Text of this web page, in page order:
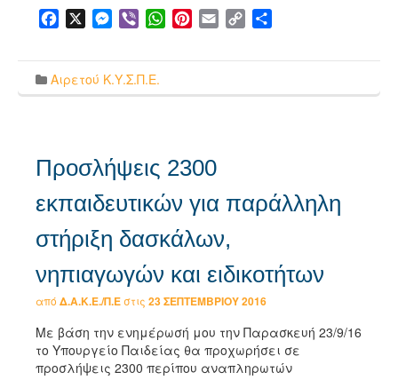
Facebook Messenger
Viber WhatsApp
Pinterest
Email Copy
Αιρετού Κ.Υ.Σ.Π.Ε.
Προσλήψεις 2300
εκπαιδευτικών για παράλληλη
στήριξη δασκάλων,
νηπιαγωγών και ειδικοτήτων
από Δ.Α.Κ.Ε./Π.Εστις 23 ΣΕΠΤΕΜΒΡΊΟΥ 2016
Με βάση την ενημέρωσή μου την Παρασκευή 23/9/16
το Υπουργείο Παιδείας θα προχωρήσει σε
προσλήψεις 2300 περίπου αναπληρωτών